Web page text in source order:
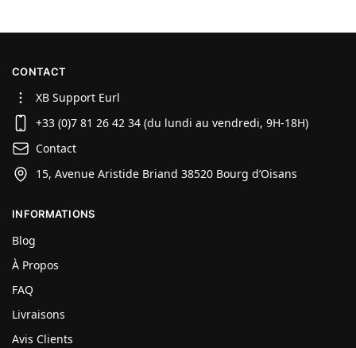
CONTACT
XB Support Eurl
+33 (0)7 81 26 42 34 (du lundi au vendredi, 9H-18H)
Contact
15, Avenue Aristide Briand 38520 Bourg d’Oisans
INFORMATIONS
Blog
À Propos
FAQ
Livraisons
Avis Clients